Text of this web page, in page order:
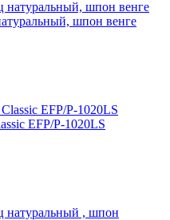
шпон венге
EFP/P-1020LS